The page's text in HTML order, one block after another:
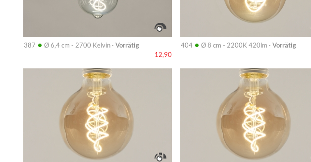
387 • Ø 6,4 cm - 2700 Kelvin · Vorrätig
12,90
404 • Ø 8 cm - 2200K 420lm · Vorrätig
Info Info